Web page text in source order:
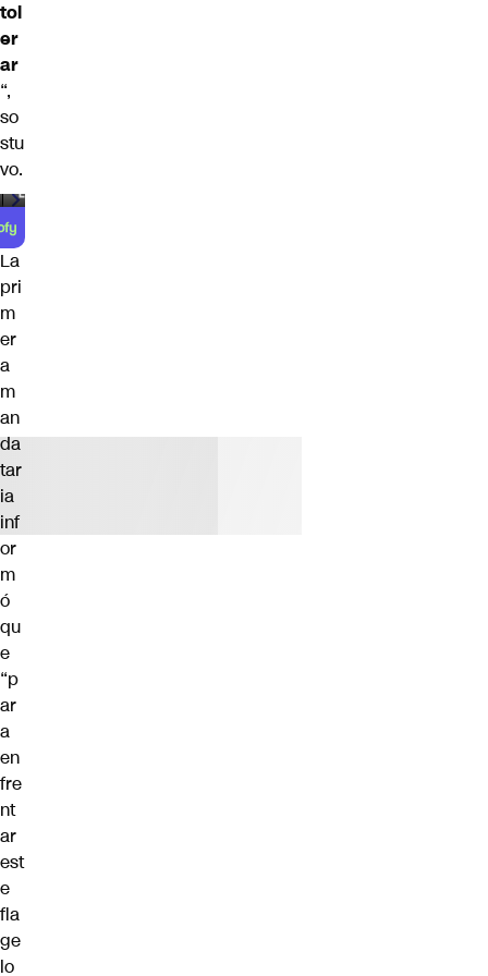
tol
er
ar
“,
so
stu
vo.
La
pri
m
er
a
m
an
da
tar
ia
inf
or
m
ó
qu
e
“p
ar
a
en
fre
nt
ar
est
e
fla
ge
lo